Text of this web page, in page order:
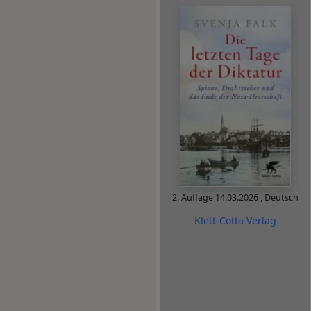
2. Auflage 14.03.2026 , Deutsch
Klett-Cotta Verlag